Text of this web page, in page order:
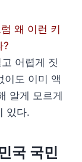
왜 이런 키
?
어렵게 짓
이도 이미 액
알게 모르게
있다.
국 국민